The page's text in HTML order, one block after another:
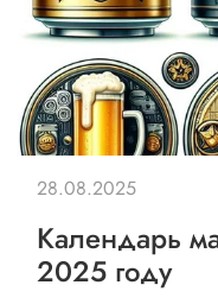
Календарь
2025 году
28.08.2025